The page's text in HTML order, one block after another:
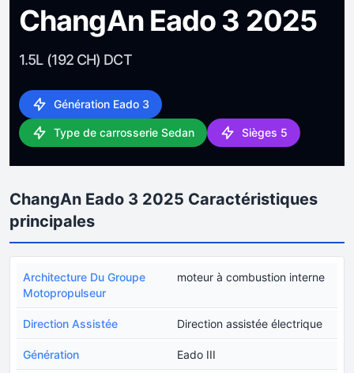
ChangAn Eado 3 2025
1.5L (192 CH) DCT
Génération Eado 3
Type de carrosserie Sedan Sièges 5
ChangAn Eado 3 2025 Caractéristiques
principales
Architecture Du Groupe
Motopropulseur
moteur à combustion interne
Direction Assistée Direction assistée électrique
Génération Eado III